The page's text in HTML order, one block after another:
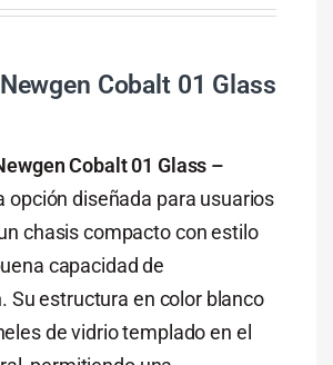
Cobalt 01 Glass
Cobalt 01 Glass –
opción diseñada para usuarios
chasis compacto con estilo
capacidad de
Su estructura en color blanco
de vidrio templado en el